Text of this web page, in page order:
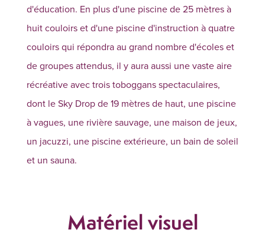
d'éducation. En plus d'une piscine de 25 mètres à
huit couloirs et d'une piscine d'instruction à quatre
couloirs qui répondra au grand nombre d'écoles et
de groupes attendus, il y aura aussi une vaste aire
récréative avec trois toboggans spectaculaires,
dont le Sky Drop de 19 mètres de haut, une piscine
à vagues, une rivière sauvage, une maison de jeux,
un jacuzzi, une piscine extérieure, un bain de soleil
et un sauna.
Matériel visuel